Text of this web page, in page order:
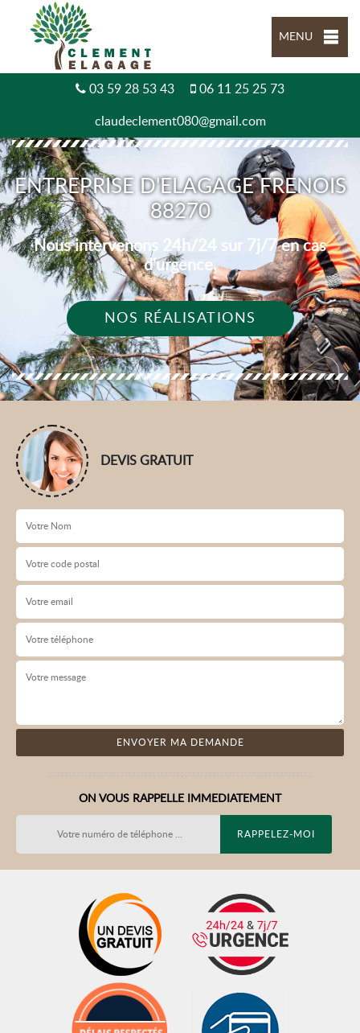
MENU
03 59 28 53 43 06 11 25 25 73
claudeclement080@gmail.com
ENTREPRISE D'ELAGAGE FRENOIS
88270
Nous intervenons 24h/24 sur 7j/7 en cas
d'urgence.
NOS RÉALISATIONS
DEVIS GRATUIT
ON VOUS RAPPELLE IMMEDIATEMENT